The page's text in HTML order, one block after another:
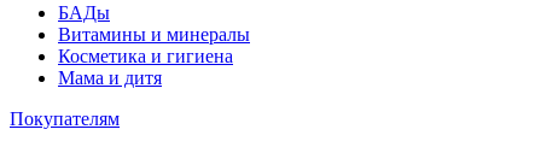
БАДы
Витамины и минералы
Косметика и гигиена
Мама и дитя
Покупателям